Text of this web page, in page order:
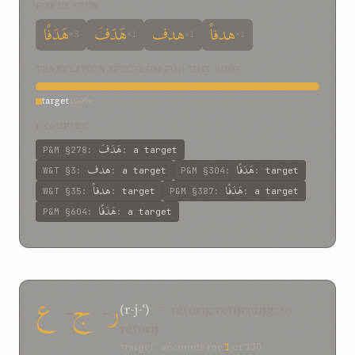
هَدَفًا ×3 هَدَفَ ×1 هدف ×1 هدفاً ×1
target
P&M §278 : هَدَفَ : a target
W&T §3 : هدف : a target P&M §304 : هَدَفًا : target
W&T §35 : هدفاً : target P&M §387 : هَدَفًا : a target
P&M §604 : هَدَفًا : a target
ر- ج ع (r-j-ʿ)
1